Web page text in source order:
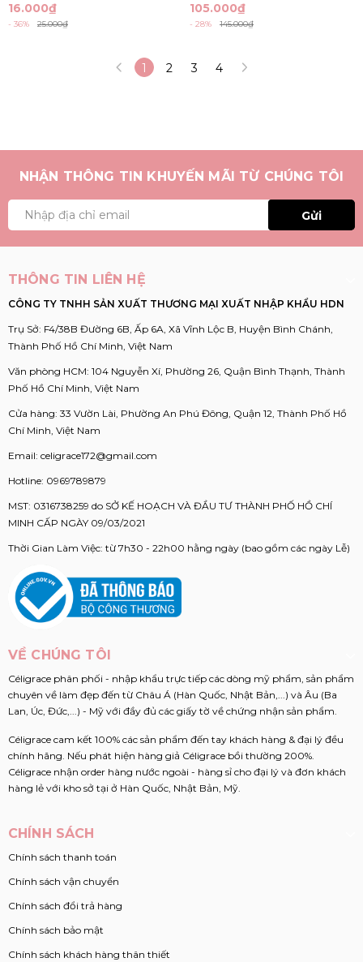
16.000₫
- 36% 25.000₫
105.000₫
- 28% 145.000₫
1 2 3 4
NHẬN THÔNG TIN KHUYẾN MÃI TỪ CHÚNG TÔI
Gửi
THÔNG TIN LIÊN HỆ
CÔNG TY TNHH SẢN XUẤT THƯƠNG MẠI XUẤT NHẬP KHẨU HDN
Trụ Sở: F4/38B Đường 6B, Ấp 6A, Xã Vĩnh Lộc B, Huyện Bình Chánh,
Thành Phố Hồ Chí Minh, Việt Nam
Văn phòng HCM: 104 Nguyễn Xí, Phường 26, Quận Bình Thạnh, Thành
Phố Hồ Chí Minh, Việt Nam
Cửa hàng: 33 Vườn Lài, Phường An Phú Đông, Quận 12, Thành Phố Hồ
Chí Minh, Việt Nam
Email: celigrace172@gmail.com
Hotline: 0969789879
MST: 0316738259 do SỞ KẾ HOẠCH VÀ ĐẦU TƯ THÀNH PHỐ HỒ CHÍ
MINH CẤP NGÀY 09/03/2021
Thời Gian Làm Việc: từ 7h30 - 22h00 hằng ngày (bao gồm các ngày Lễ)
VỀ CHÚNG TÔI
Céligrace phân phối - nhập khẩu trực tiếp các dòng mỹ phẩm, sản phẩm
chuyên về làm đẹp đến từ Châu Á (Hàn Quốc, Nhật Bản,...) và Âu (Ba
Lan, Úc, Đức,...) - Mỹ với đầy đủ các giấy tờ về chứng nhận sản phẩm.
Céligrace cam kết 100% các sản phẩm đến tay khách hàng & đại lý đều
chính hãng. Nếu phát hiện hàng giả Céligrace bồi thường 200%.
Céligrace nhận order hàng nước ngoài - hàng sỉ cho đại lý và đơn khách
hàng lẻ với kho sở tại ở Hàn Quốc, Nhật Bản, Mỹ.
CHÍNH SÁCH
Chính sách thanh toán
Chính sách vận chuyển
Chính sách đổi trả hàng
Chính sách bảo mật
Chính sách khách hàng thân thiết